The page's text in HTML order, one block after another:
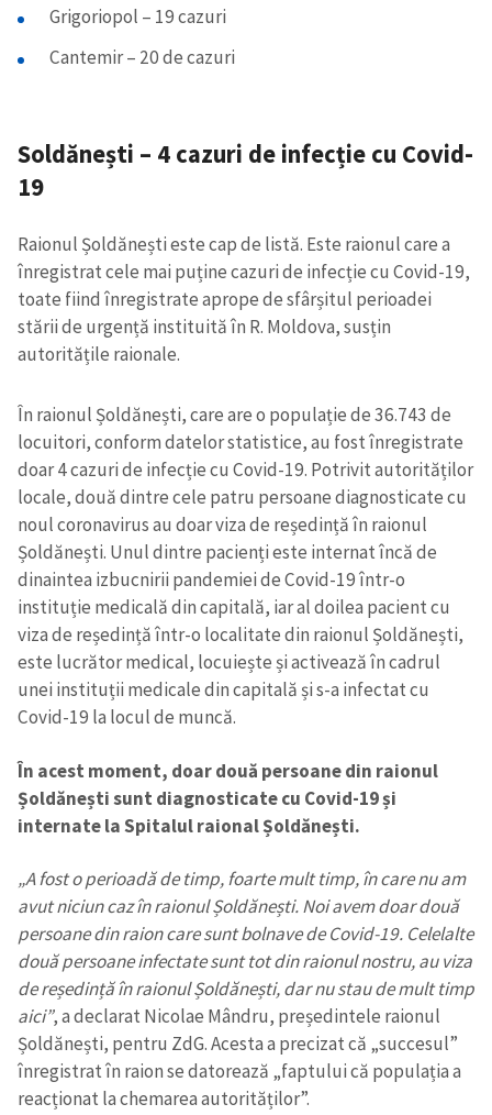
Grigoriopol – 19 cazuri
Cantemir – 20 de cazuri
Soldănești – 4 cazuri de infecție cu Covid-
19
Raionul Șoldănești este cap de listă. Este raionul care a
înregistrat cele mai puține cazuri de infecție cu Covid-19,
toate fiind înregistrate aprope de sfârșitul perioadei
stării de urgență instituită în R. Moldova, susțin
autoritățile raionale.
În raionul Șoldănești, care are o populație de 36.743 de
locuitori, conform datelor statistice, au fost înregistrate
doar 4 cazuri de infecție cu Covid-19. Potrivit autorităților
locale, două dintre cele patru persoane diagnosticate cu
noul coronavirus au doar viza de reședință în raionul
Șoldănești. Unul dintre pacienți este internat încă de
dinaintea izbucnirii pandemiei de Covid-19 într-o
instituție medicală din capitală, iar al doilea pacient cu
viza de reședință într-o localitate din raionul Șoldănești,
este lucrător medical, locuiește și activează în cadrul
unei instituții medicale din capitală și s-a infectat cu
Covid-19 la locul de muncă.
În acest moment, doar două persoane din raionul
Șoldănești sunt diagnosticate cu Covid-19 și
internate la Spitalul raional Șoldănești.
„A fost o perioadă de timp, foarte mult timp, în care nu am
avut niciun caz în raionul Șoldănești. Noi avem doar două
persoane din raion care sunt bolnave de Covid-19. Celelalte
două persoane infectate sunt tot din raionul nostru, au viza
de reședință în raionul Șoldănești, dar nu stau de mult timp
aici”, a declarat Nicolae Mândru, președintele raionul
Șoldănești, pentru ZdG. Acesta a precizat că „succesul”
înregistrat în raion se datorează „faptului că populația a
reacționat la chemarea autorităților”.